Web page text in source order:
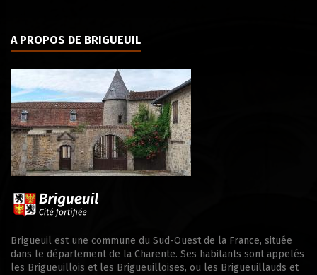
A PROPOS DE BRIGUEUIL
Brigueuil est une commune du Sud-Ouest de la France, située
dans le département de la Charente. Ses habitants sont appelés
les Brigueuillois et les Brigueuilloises, ou les Brigueuillauds et